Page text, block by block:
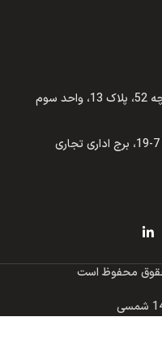
تهران: یوسف‌آباد، خیابان جهان آرا کوچه 52، پلاک 13، واحد سوم
مشهد: احمدآباد خیابان راهنمایی بین 7-19، برج اداری تجاری
محفوظ است